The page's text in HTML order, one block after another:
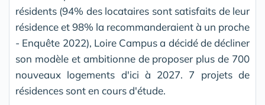
résidents (94% des locataires sont satisfaits de leur
résidence et 98% la recommanderaient à un proche
- Enquête 2022), Loire Campus a décidé de décliner
son modèle et ambitionne de proposer plus de 700
nouveaux logements d'ici à 2027. 7 projets de
résidences sont en cours d'étude.